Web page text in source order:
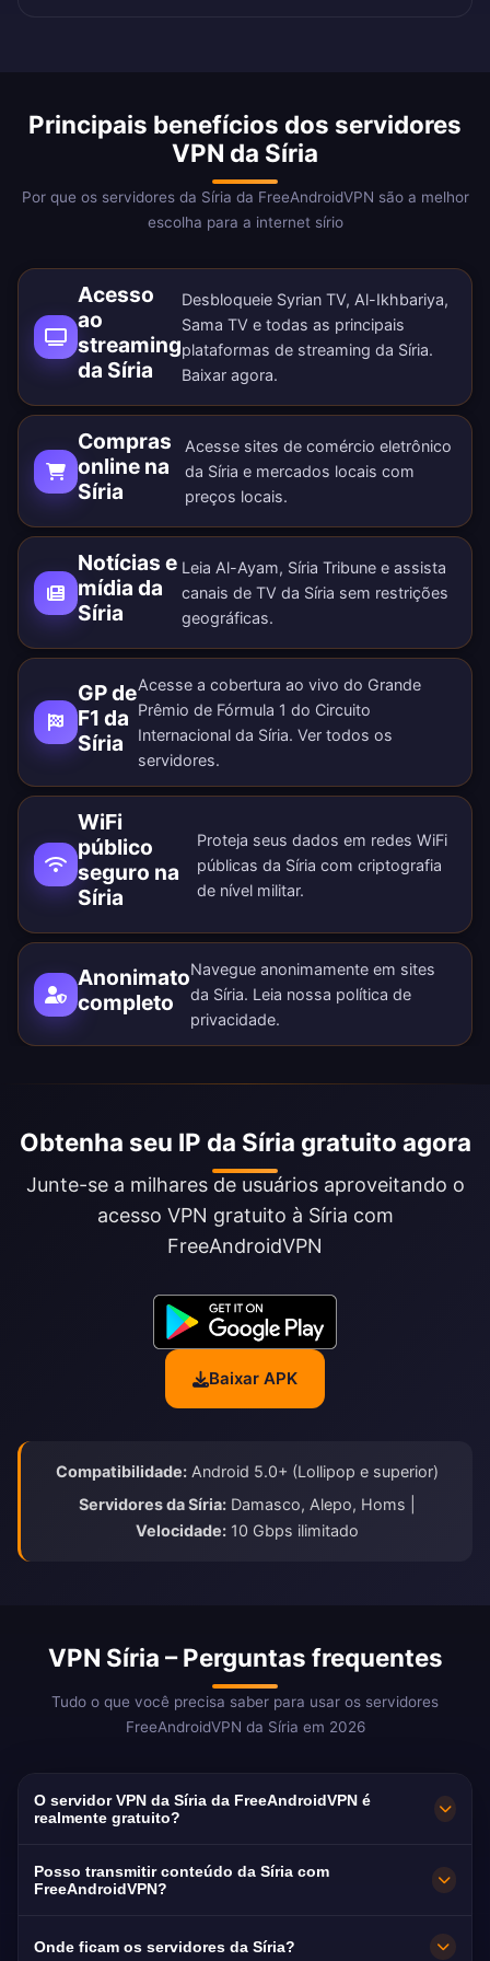
Principais benefícios dos servidores
VPN da Síria
Por que os servidores da Síria da FreeAndroidVPN são a melhor
escolha para a internet sírio
Acesso
ao
streaming
da Síria
Desbloqueie Syrian TV, Al-Ikhbariya,
Sama TV e todas as principais
plataformas de streaming da Síria.
Baixar agora.
Compras
online na
Síria
Acesse sites de comércio eletrônico
da Síria e mercados locais com
preços locais.
Notícias e
mídia da
Síria
Leia Al-Ayam, Síria Tribune e assista
canais de TV da Síria sem restrições
geográficas.
GP de
F1 da
Síria
Acesse a cobertura ao vivo do Grande
Prêmio de Fórmula 1 do Circuito
Internacional da Síria. Ver todos os
servidores.
WiFi
público
seguro na
Síria
Proteja seus dados em redes WiFi
públicas da Síria com criptografia
de nível militar.
Anonimato
completo
Navegue anonimamente em sites
da Síria. Leia nossa política de
privacidade.
Obtenha seu IP da Síria gratuito agora
Junte-se a milhares de usuários aproveitando o
acesso VPN gratuito à Síria com
FreeAndroidVPN
Baixar APK
Compatibilidade:Android 5.0+ (Lollipop e superior)
Servidores da Síria:Damasco, Alepo, Homs |
Velocidade:10 Gbps ilimitado
VPN Síria – Perguntas frequentes
Tudo o que você precisa saber para usar os servidores
FreeAndroidVPN da Síria em 2026
O servidor VPN da Síria da FreeAndroidVPN é
realmente gratuito?
Sim! Os servidores VPN da Síria da
FreeAndroidVPN são 100% gratuitos sem taxas
crédito necessário. Acesso ilimitado aos
Posso transmitir conteúdo da Síria com
FreeAndroidVPN?
Onde ficam os servidores da Síria?